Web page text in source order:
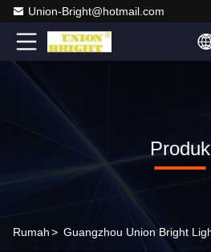
Union-Bright@hotmail.com
Produk
Rumah>